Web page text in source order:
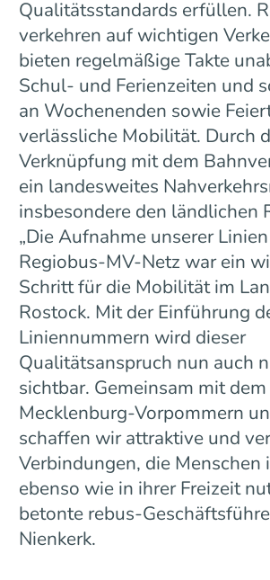
Qualitätsstandards erfüllen.
verkehren auf wichtigen
bieten regelmäßige Takte
Schul- und Ferienzeiten und
an Wochenenden sowie
verlässliche Mobilität. Durch
Verknüpfung mit dem
ein landesweites
insbesondere den ländlichen
„Die Aufnahme unserer
Regiobus-MV-Netz war ein
Schritt für die Mobilität im
Rostock. Mit der Einführung
Liniennummern wird dieser
Qualitätsanspruch nun auch
sichtbar. Gemeinsam mit
Mecklenburg-Vorpommern
schaffen wir attraktive und
Verbindungen, die Menschen
ebenso wie in ihrer Freizeit
betonte rebus-
Nienkerk.